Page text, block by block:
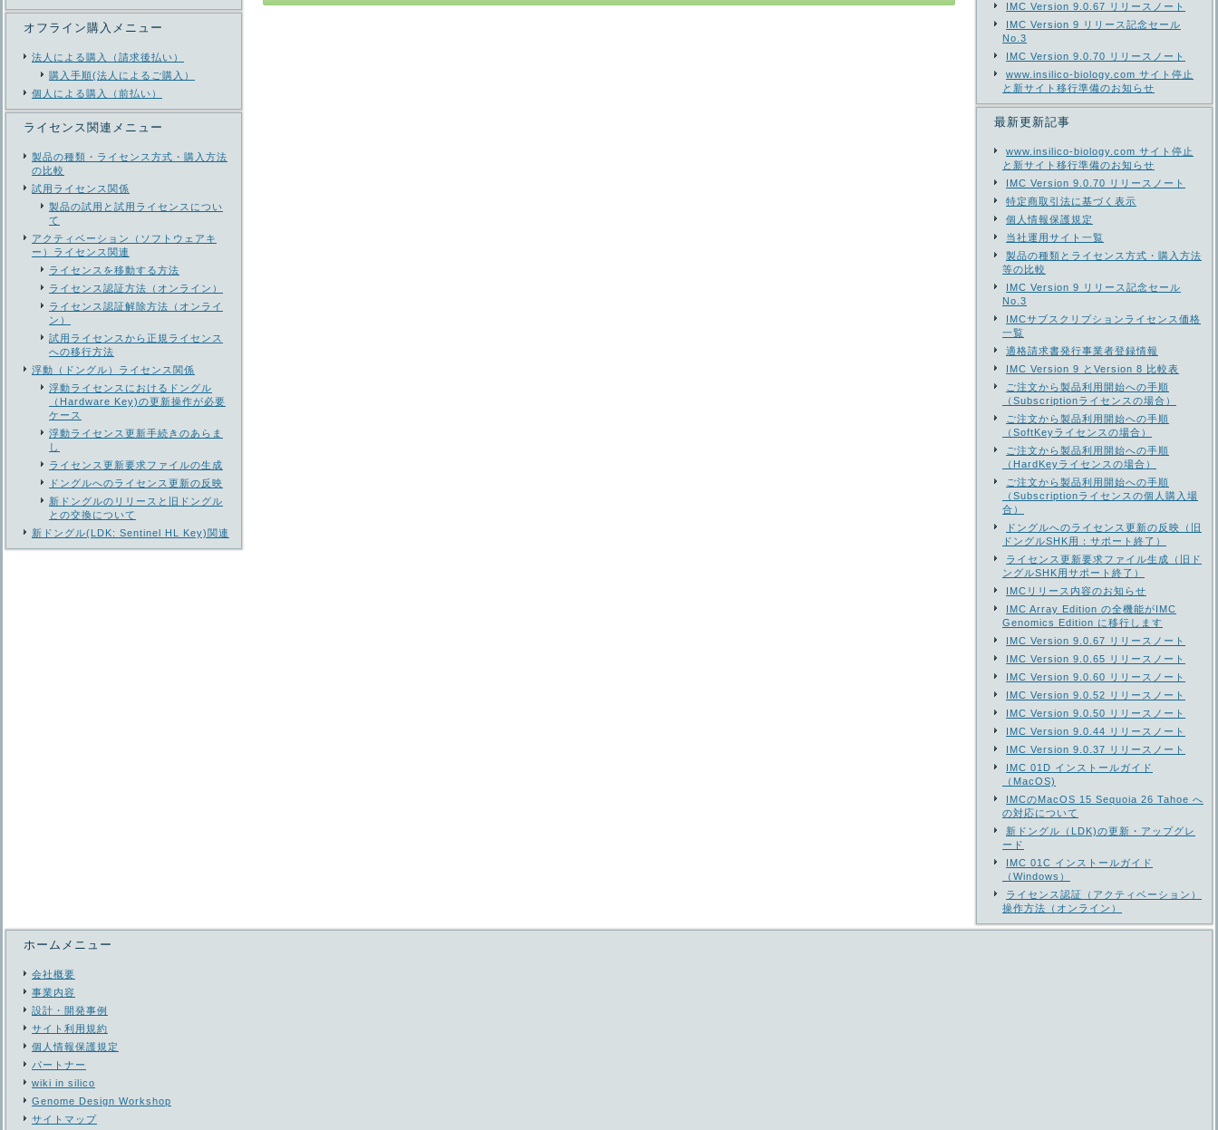
オフライン購入メニュー
法人による購入（請求後払い）
購入手順(法人によるご購入）
個人による購入（前払い）
ライセンス関連メニュー
製品の種類・ライセンス方式・購入方法
の比較
試用ライセンス関係
製品の試用と試用ライセンスについ
て
アクティベーション（ソフトウェアキ
ー）ライセンス関連
ライセンスを移動する方法
ライセンス認証方法（オンライン）
ライセンス認証解除方法（オンライ
ン）
試用ライセンスから正規ライセンス
への移行方法
浮動（ドングル）ライセンス関係
浮動ライセンスにおけるドングル
（Hardware Key)の更新操作が必要
ケース
浮動ライセンス更新手続きのあらま
し
ライセンス更新要求ファイルの生成
ドングルへのライセンス更新の反映
新ドングルのリリースと旧ドングル
との交換について
新ドングル(LDK: Sentinel HL Key)関連
IMC Version 9.0.67 リリースノート
IMC Version 9 リリース記念セール
No.3
IMC Version 9.0.70 リリースノート
www.insilico-biology.com サイト停止
と新サイト移行準備のお知らせ
最新更新記事
www.insilico-biology.com サイト停止
と新サイト移行準備のお知らせ
IMC Version 9.0.70 リリースノート
特定商取引法に基づく表示
個人情報保護規定
当社運用サイト一覧
製品の種類とライセンス方式・購入方法
等の比較
IMC Version 9 リリース記念セール
No.3
IMCサブスクリプションライセンス価格
一覧
適格請求書発行事業者登録情報
IMC Version 9 とVersion 8 比較表
ご注文から製品利用開始への手順
（Subscriptionライセンスの場合）
ご注文から製品利用開始への手順
（SoftKeyライセンスの場合）
ご注文から製品利用開始への手順
（HardKeyライセンスの場合）
ご注文から製品利用開始への手順
（Subscriptionライセンスの個人購入場
合）
ドングルへのライセンス更新の反映（旧
ドングルSHK用：サポート終了）
ライセンス更新要求ファイル生成（旧ド
ングルSHK用サポート終了）
IMCリリース内容のお知らせ
IMC Array Edition の全機能がIMC
Genomics Edition に移行します
IMC Version 9.0.67 リリースノート
IMC Version 9.0.65 リリースノート
IMC Version 9.0.60 リリースノート
IMC Version 9.0.52 リリースノート
IMC Version 9.0.50 リリースノート
IMC Version 9.0.44 リリースノート
IMC Version 9.0.37 リリースノート
IMC 01D インストールガイド
（MacOS)
IMCのMacOS 15 Sequoia 26 Tahoe へ
の対応について
新ドングル（LDK)の更新・アップグレ
ード
IMC 01C インストールガイド
（Windows）
ライセンス認証（アクティベーション）
操作方法（オンライン）
ホームメニュー
会社概要
事業内容
設計・開発事例
サイト利用規約
個人情報保護規定
パートナー
wiki in silico
Genome Design Workshop
サイトマップ